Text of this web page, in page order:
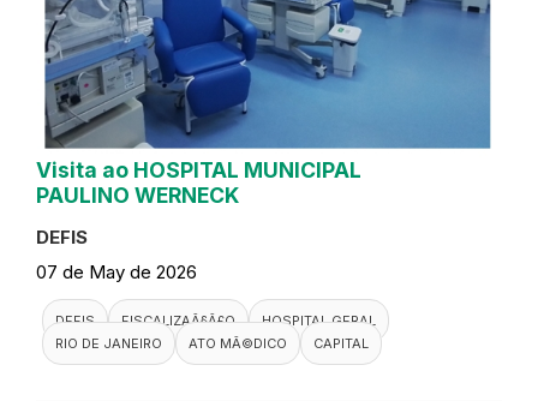
Visita ao HOSPITAL MUNICIPAL
PAULINO WERNECK
DEFIS
07 de May de 2026
DEFIS FISCALIZAÃ§Ã£O
HOSPITAL GERAL
RIO DE JANEIRO
ATO MÃ©DICO CAPITAL